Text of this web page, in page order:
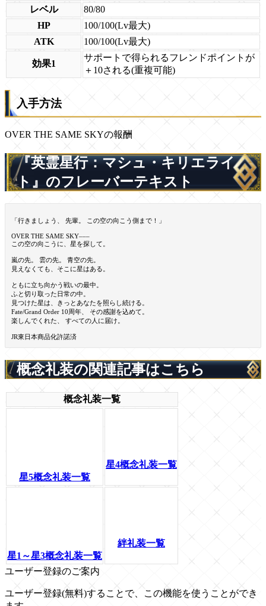
レベル
80/80
HP
100/100(Lv最大)
ATK
100/100(Lv最大)
効果1
サポートで得られるフレンドポイントが
＋10される(重複可能)
入手方法
OVER THE SAME SKYの報酬
『英霊星行：マシュ・キリエライ
ト』のフレーバーテキスト
「行きましょう、 先輩。 この空の向こう側まで！」
OVER THE SAME SKY–––
この空の向こうに、星を探して。
嵐の先。 雲の先。 青空の先。
見えなくても、そこに星はある。
ともに立ち向かう戦いの最中。
ふと切り取った日常の中。
見つけた星は、きっとあなたを照らし続ける。
Fate/Grand Order 10周年、 その感謝を込めて。
楽しんでくれた、 すべての人に届け。
JR東日本商品化許諾済
概念礼装の関連記事はこちら
概念礼装一覧
星5概念礼装一覧
星4概念礼装一覧
星1～星3概念礼装一覧
絆礼装一覧
ユーザー登録のご案内
ユーザー登録(無料)することで、この機能を使うことができ